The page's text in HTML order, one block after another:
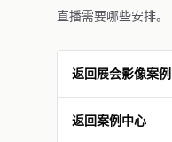
直播需要哪些安排。
返回展会影像案例
返回案例中心